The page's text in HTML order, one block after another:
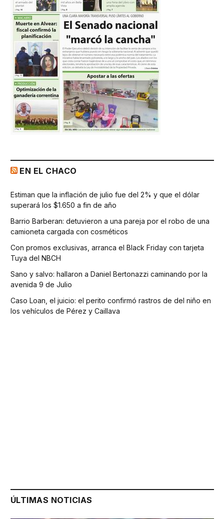
EN EL CHACO
Estiman que la inflación de julio fue del 2% y que el dólar
superará los $1.650 a fin de año
Barrio Barberan: detuvieron a una pareja por el robo de una
camioneta cargada con cosméticos
Con promos exclusivas, arranca el Black Friday con tarjeta
Tuya del NBCH
Sano y salvo: hallaron a Daniel Bertonazzi caminando por la
avenida 9 de Julio
Caso Loan, el juicio: el perito confirmó rastros de del niño en
los vehículos de Pérez y Caillava
ÚLTIMAS NOTICIAS